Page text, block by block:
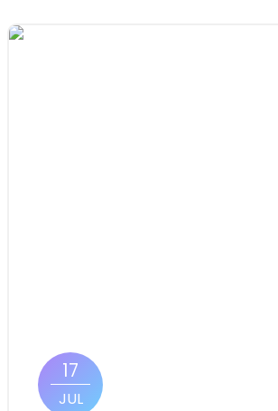
17
JUL